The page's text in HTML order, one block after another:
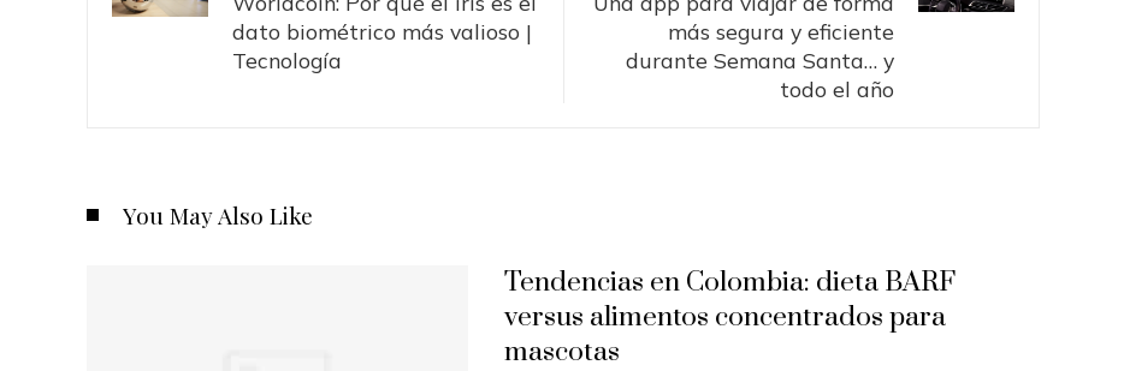
dato biométrico más valioso |
Tecnología
más segura y eficiente
durante Semana Santa… y
todo el año
You May Also Like
Tendencias en Colombia: dieta BARF
versus alimentos concentrados para
mascotas